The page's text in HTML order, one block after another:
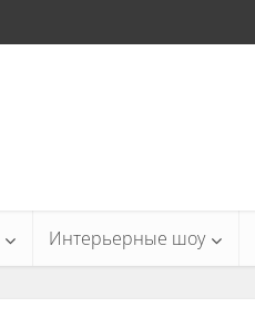
Интерьерные шоу